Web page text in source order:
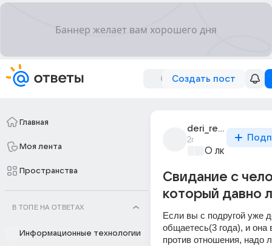
Создать пост
Главная
Моя лента
Пространства
В ТОПЕ НА ОТВЕТАХ
Информационные технологии
deri_requiem
2г
О любви без
Свидание с
который давно
Если вы с подругой уже
общаетесь(3 года), и она
против отношения, надо